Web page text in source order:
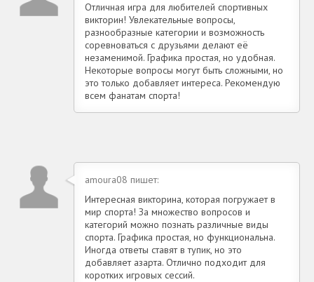
Отличная игра для любителей спортивных
викторин! Увлекательные вопросы,
разнообразные категории и возможность
соревноваться с друзьями делают её
незаменимой. Графика простая, но удобная.
Некоторые вопросы могут быть сложными, но
это только добавляет интереса. Рекомендую
всем фанатам спорта!
amoura08 пишет:
Интересная викторина, которая погружает в
мир спорта! За множество вопросов и
категорий можно познать различные виды
спорта. Графика простая, но функциональна.
Иногда ответы ставят в тупик, но это
добавляет азарта. Отлично подходит для
коротких игровых сессий.